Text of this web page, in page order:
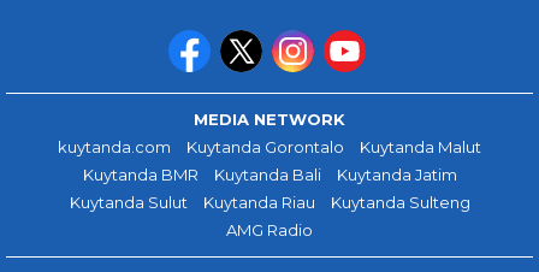
MEDIA NETWORK
kuytanda.com
Kuytanda Gorontalo
Kuytanda Malut
Kuytanda BMR
Kuytanda Bali
Kuytanda Jatim
Kuytanda Sulut
Kuytanda Riau
Kuytanda Sulteng
AMG Radio